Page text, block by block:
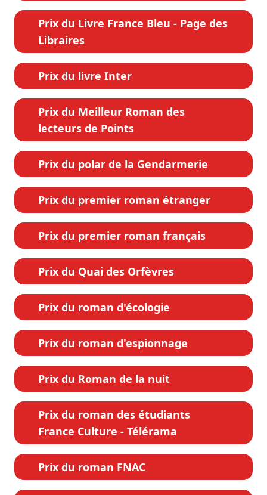
Prix du Livre France Bleu - Page des
Libraires
Prix du livre Inter
Prix du Meilleur Roman des
lecteurs de Points
Prix du polar de la Gendarmerie
Prix du premier roman étranger
Prix du premier roman français
Prix du Quai des Orfèvres
Prix du roman d'écologie
Prix du roman d'espionnage
Prix du Roman de la nuit
Prix du roman des étudiants
France Culture - Télérama
Prix du roman FNAC